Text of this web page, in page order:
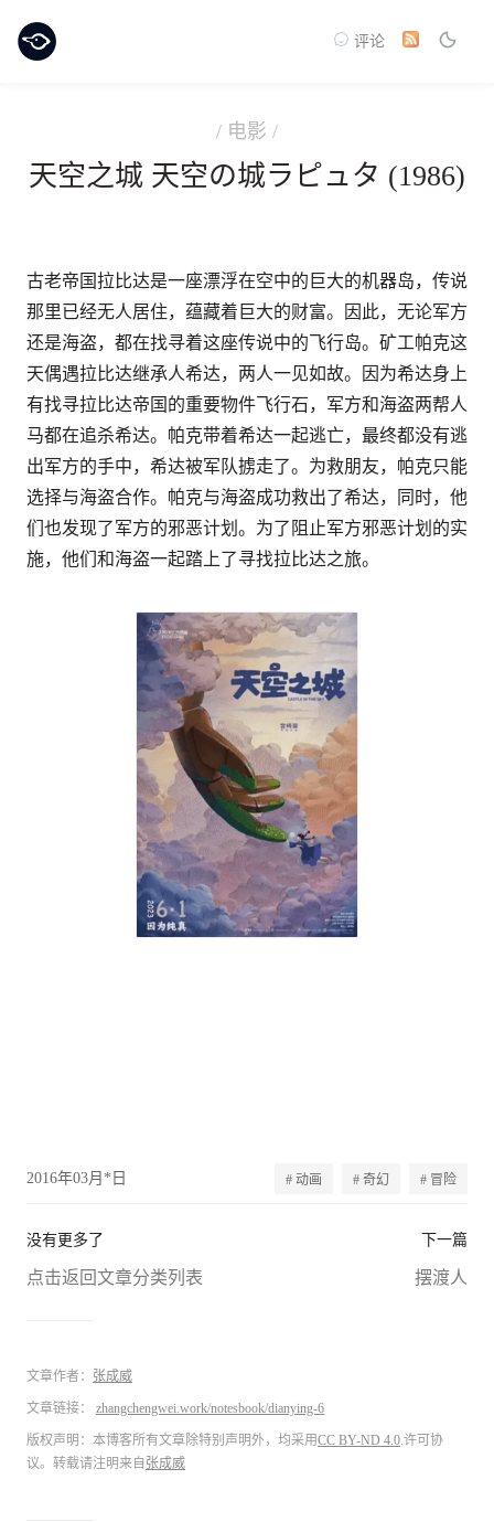
评论
/ 电影 /
天空之城 天空の城ラピュタ (1986)
古老帝国拉比达是一座漂浮在空中的巨大的机器岛，传说
那里已经无人居住，蕴藏着巨大的财富。因此，无论军方
还是海盗，都在找寻着这座传说中的飞行岛。矿工帕克这
天偶遇拉比达继承人希达，两人一见如故。因为希达身上
有找寻拉比达帝国的重要物件飞行石，军方和海盗两帮人
马都在追杀希达。帕克带着希达一起逃亡，最终都没有逃
出军方的手中，希达被军队掳走了。为救朋友，帕克只能
选择与海盗合作。帕克与海盗成功救出了希达，同时，他
们也发现了军方的邪恶计划。为了阻止军方邪恶计划的实
施，他们和海盗一起踏上了寻找拉比达之旅。
2016年03月*日 # 动画 # 奇幻 # 冒险
没有更多了
点击返回文章分类列表
下一篇
摆渡人
文章作者： 张成威
文章链接： zhangchengwei.work/notesbook/dianying-6
版权声明：本博客所有文章除特别声明外，均采用CC BY-ND 4.0.许可协
议。转载请注明来自 张成威